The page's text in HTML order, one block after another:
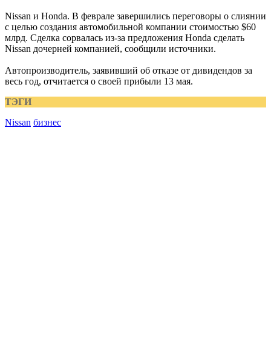
Nissan и Honda. В феврале завершились переговоры о слиянии
с целью создания автомобильной компании стоимостью $60
млрд. Сделка сорвалась из-за предложения Honda сделать
Nissan дочерней компанией, сообщили источники.
Автопроизводитель, заявивший об отказе от дивидендов за
весь год, отчитается о своей прибыли 13 мая.
ТЭГИ
Nissan бизнес